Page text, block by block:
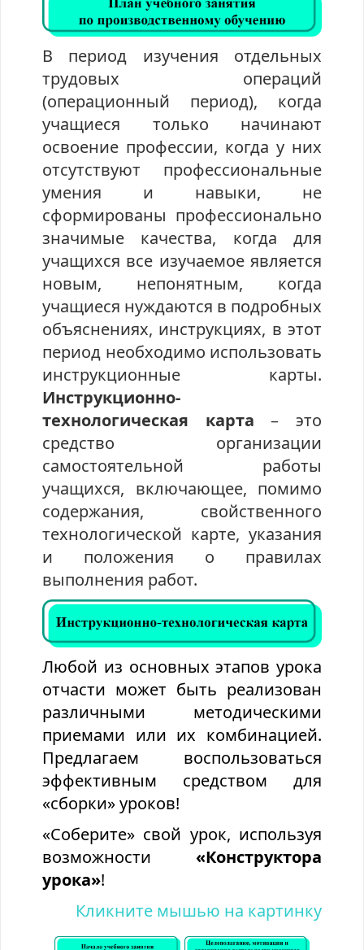
В период изучения отдельных
трудовых операций
(операционный период), когда
учащиеся только начинают
освоение профессии, когда у них
отсутствуют профессиональные
умения и навыки, не
сформированы профессионально
значимые качества, когда для
учащихся все изучаемое является
новым, непонятным, когда
учащиеся нуждаются в подробных
объяснениях, инструкциях, в этот
период необходимо использовать
инструкционные карты.
Инструкционно-
технологическая карта – это
средство организации
самостоятельной работы
учащихся, включающее, помимо
содержания, свойственного
технологической карте, указания
и положения о правилах
выполнения работ.
Любой из основных этапов урока
отчасти может быть реализован
различными методическими
приемами или их комбинацией.
Предлагаем воспользоваться
эффективным средством для
«сборки» уроков!
«Соберите» свой урок, используя
возможности «Конструктора
урока»!
Кликните мышью на картинку